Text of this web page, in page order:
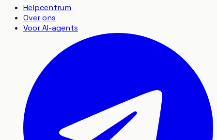
Helpcentrum
Over ons
Voor AI-agents